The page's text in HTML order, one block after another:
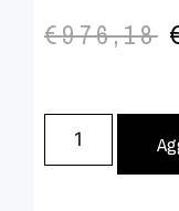
€976,18